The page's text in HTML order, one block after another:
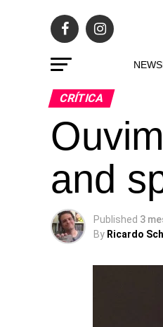
CRÍTICA
and
Published 3
By Ricardo